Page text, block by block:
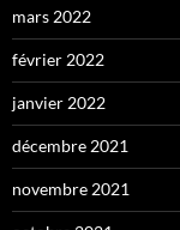
mars 2022
février 2022
janvier 2022
décembre 2021
novembre 2021